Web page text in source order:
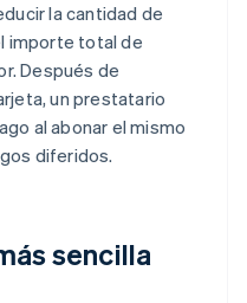
la cantidad de
importe total de
Después de
un prestatario
al abonar el mismo
diferidos.
sencilla